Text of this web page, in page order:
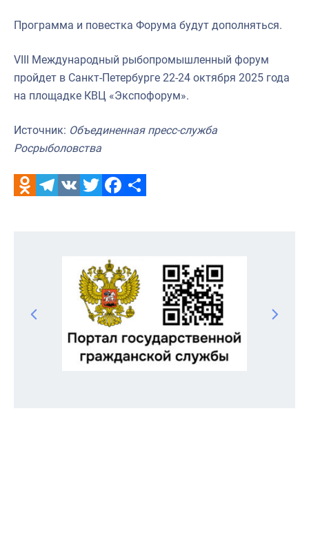
Программа и повестка Форума будут дополняться.
VIII Международный рыбопромышленный форум
пройдет в Санкт-Петербурге 22-24 октября 2025 года
на площадке КВЦ «Экспофорум».
Источник: Объединенная пресс-служба
Росрыболовства